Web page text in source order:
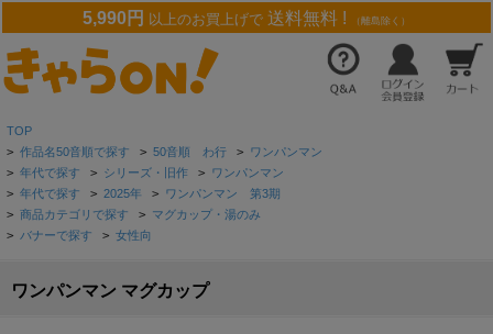
5,990円 以上のお買上げで 送料無料 ! （離島除く）
TOP
> 作品名50音順で探す > 50音順 わ行 > ワンパンマン
> 年代で探す > シリーズ・旧作 > ワンパンマン
> 年代で探す > 2025年 > ワンパンマン 第3期
> 商品カテゴリで探す > マグカップ・湯のみ
> バナーで探す > 女性向
ワンパンマン マグカップ